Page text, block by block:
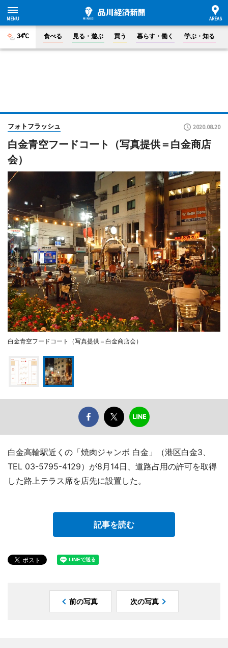
34°C 食べる 見る・遊ぶ 買う 暮らす・働く 学ぶ・知る
フォトフラッシュ 2020.08.20
白金青空フードコート（写真提供＝白金商店
会）
白金青空フードコート（写真提供＝白金商店会）
白金高輪駅近くの「焼肉ジャンボ 白金」（港区白金3、
TEL 03-5795-4129）が8月14日、道路占用の許可を取得
した路上テラス席を店先に設置した。
記事を読む
前の写真 次の写真